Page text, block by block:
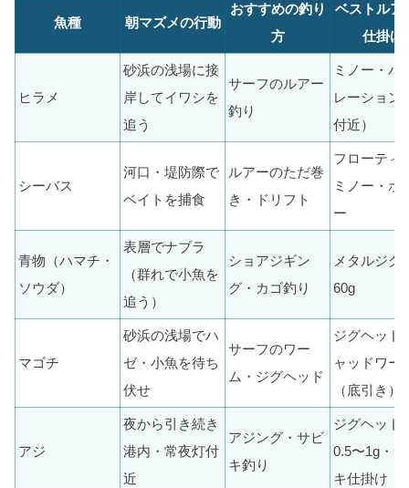
魚種 朝マズメの行動
おすすめの釣り
方
ベストルア
仕掛け
ヒラメ
砂浜の浅場に接
岸してイワシを
追う
サーフのルアー
釣り
ミノー・バ
レーション
付近）
シーバス
河口・堤防際で
ベイトを捕食
ルアーのただ巻
き・ドリフト
フローティ
ミノー・ポ
ー
青物（ハマチ・
ソウダ）
表層でナブラ
（群れで小魚を
追う）
ショアジギン
グ・カゴ釣り
メタルジグ
60g
マゴチ
砂浜の浅場でハ
ゼ・小魚を待ち
伏せ
サーフのワー
ム・ジグヘッド
ジグヘッド
ャッドワー
（底引き）
アジ
夜から引き続き
港内・常夜灯付
近
アジング・サビ
キ釣り
ジグヘッド
0.5〜1g・
キ仕掛け